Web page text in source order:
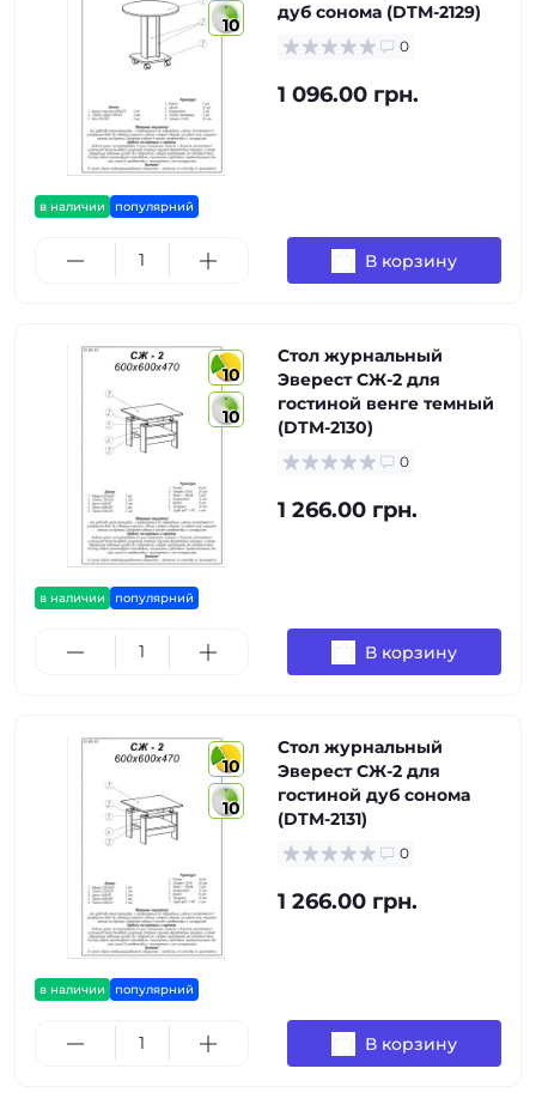
10
в наличии популярний
дуб сонома (DTM-2129)
0
1 096.00 грн.
В корзину
10
10
в наличии популярний
Стол журнальный
Эверест СЖ-2 для
гостиной венге темный
(DTM-2130)
0
1 266.00 грн.
В корзину
10
10
в наличии популярний
Стол журнальный
Эверест СЖ-2 для
гостиной дуб сонома
(DTM-2131)
0
1 266.00 грн.
В корзину